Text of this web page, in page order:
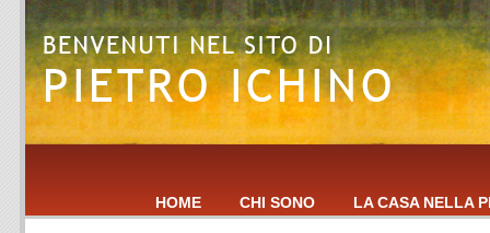
HOME CHI SONO LA CASA NELLA